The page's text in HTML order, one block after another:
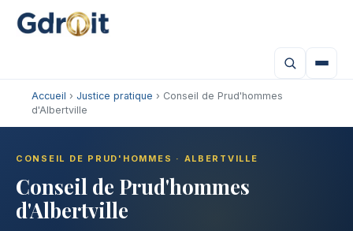
Accueil › Justice pratique › Conseil de Prud'hommes
d'Albertville
CONSEIL DE PRUD'HOMMES · ALBERTVILLE
Conseil de Prud'hommes
d'Albertville